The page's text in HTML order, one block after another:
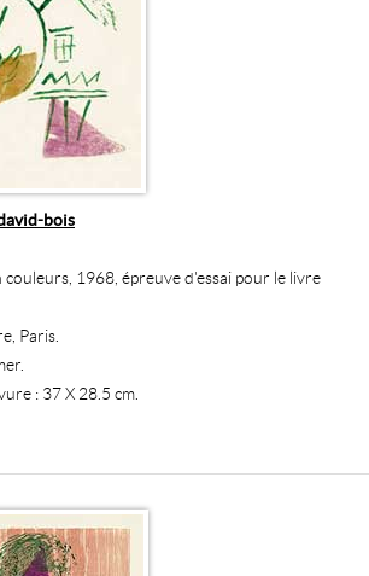
bois
couleurs, 1968, épreuve d'essai pour le livre
Paris.
: 37 X 28.5 cm.